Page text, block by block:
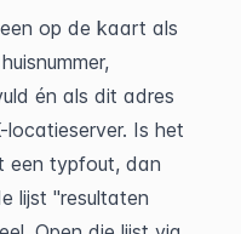
op de kaart als
én als dit adres
locatieserver. Is het
een typfout, dan
lijst "resultaten